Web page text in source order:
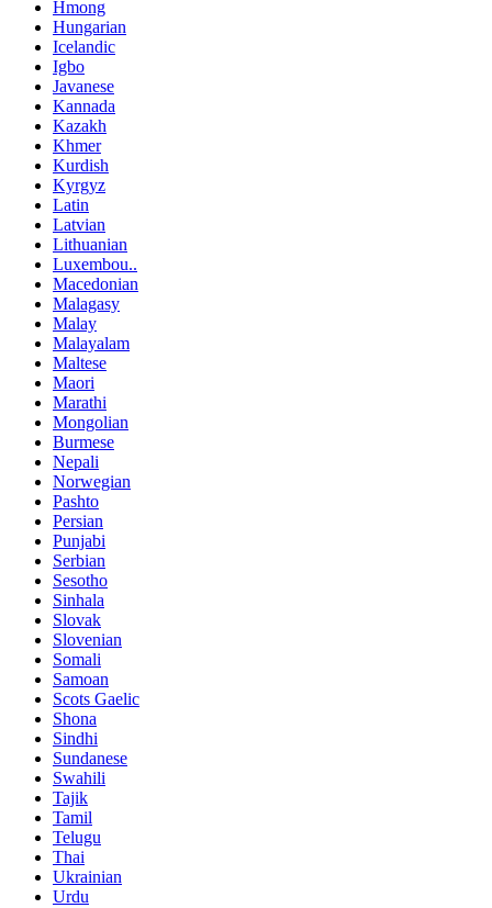
Hmong
Hungarian
Icelandic
Igbo
Javanese
Kannada
Kazakh
Khmer
Kurdish
Kyrgyz
Latin
Latvian
Lithuanian
Luxembou..
Macedonian
Malagasy
Malay
Malayalam
Maltese
Maori
Marathi
Mongolian
Burmese
Nepali
Norwegian
Pashto
Persian
Punjabi
Serbian
Sesotho
Sinhala
Slovak
Slovenian
Somali
Samoan
Scots Gaelic
Shona
Sindhi
Sundanese
Swahili
Tajik
Tamil
Telugu
Thai
Ukrainian
Urdu